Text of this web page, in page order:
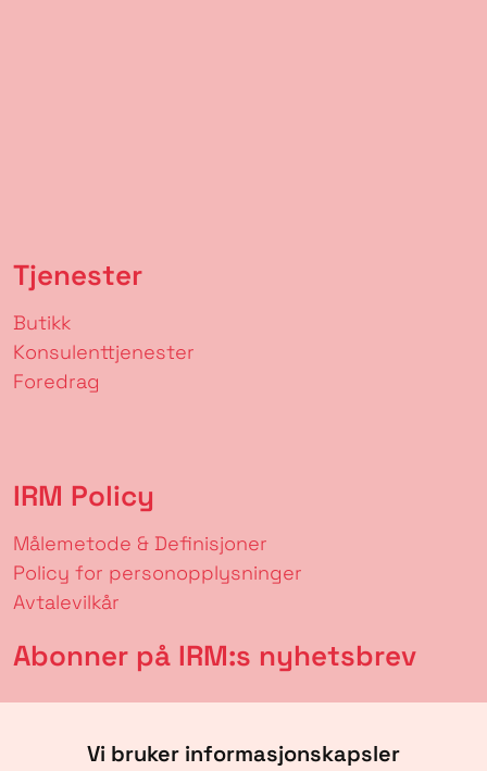
Vi bruker informasjonskapsler
Tjenester
Butikk
Konsulenttjenester
Foredrag
IRM Policy
Målemetode & Definisjoner
Policy for personopplysninger
Avtalevilkår
Abonner på IRM:s nyhetsbrev